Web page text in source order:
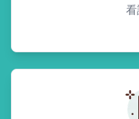
看